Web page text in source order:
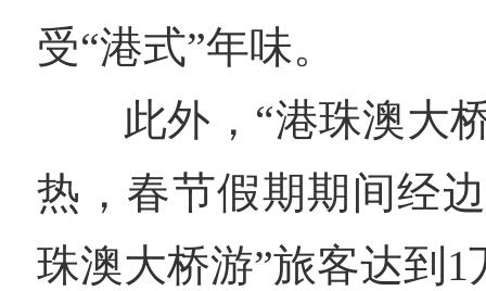
受“港式”年味。
此外，“港珠澳大
热，春节假期期间经
珠澳大桥游”旅客达到1